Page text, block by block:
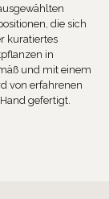
die sich
kuratiertes
in
und mit einem
von erfahrenen
gefertigt.